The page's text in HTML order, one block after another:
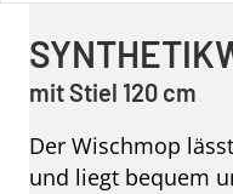
mit Stiel 120 cm
Der Wischmop
und liegt bequem